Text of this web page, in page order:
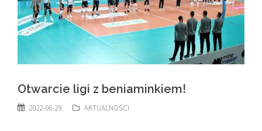
Otwarcie ligi z beniaminkiem!
2022-06-29 AKTUALNOŚCI